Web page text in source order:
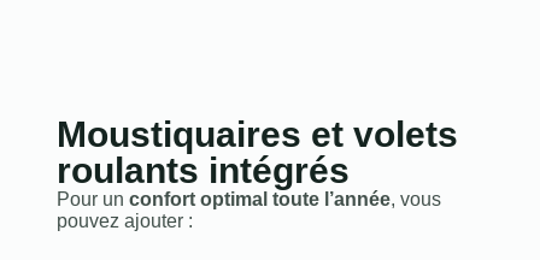
Moustiquaires et volets
roulants intégrés
Pour un confort optimal toute l’année, vous
pouvez ajouter :